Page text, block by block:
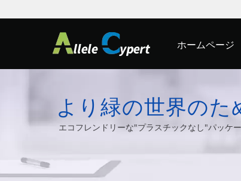
ホームページ
より緑の世界の
Thin
エコフレンドリーな"プラスチックなし"パッケ